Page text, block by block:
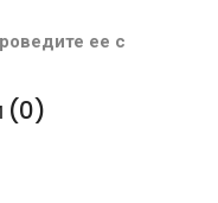
ее с
(0)